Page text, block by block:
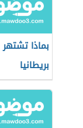
بماذا تشتهر
بريطانيا